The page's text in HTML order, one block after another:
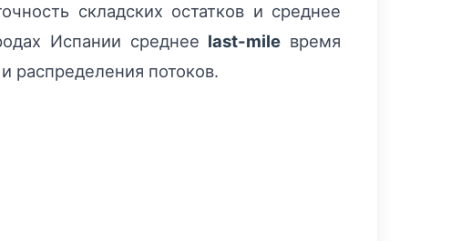
складских остатков и среднее
Испании среднее last-mile время
распределения потоков.